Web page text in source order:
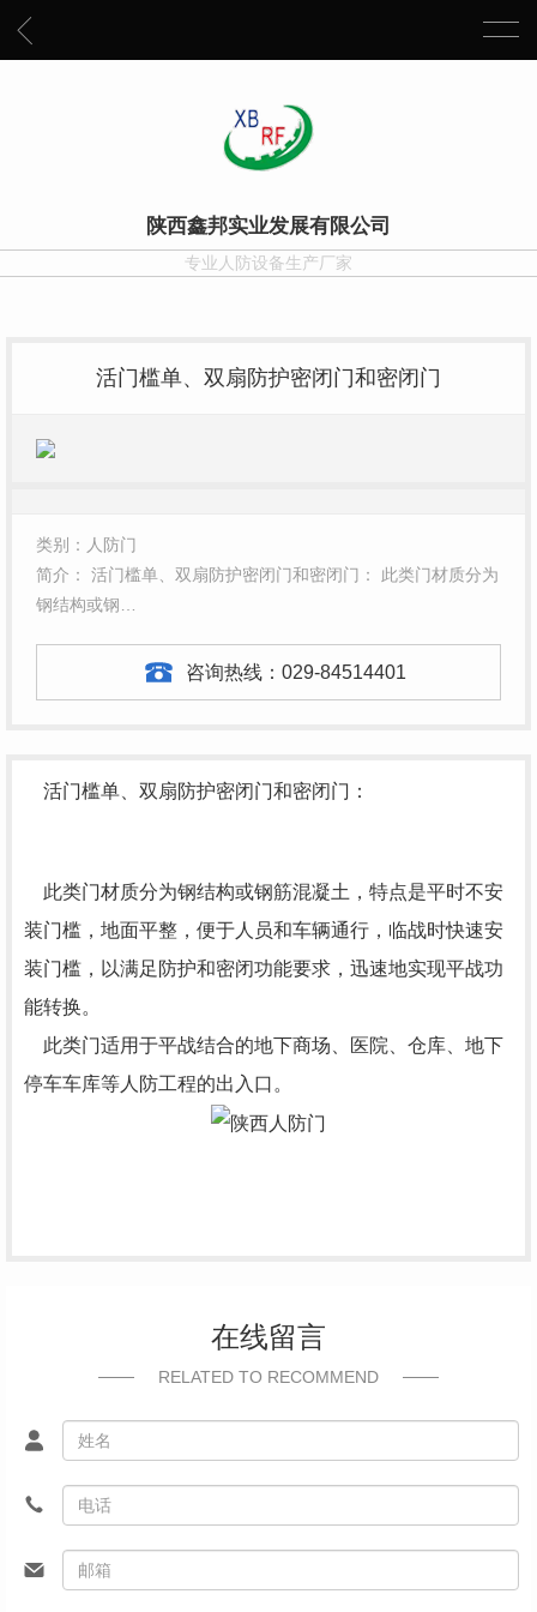
陕西鑫邦实业发展有限公司
专业人防设备生产厂家
活门槛单、双扇防护密闭门和密闭门
类别：人防门
简介： 活门槛单、双扇防护密闭门和密闭门： 此类门材质分为
钢结构或钢…
咨询热线： 029-84514401
活门槛单、双扇防护密闭门和密闭门：
此类门材质分为钢结构或钢筋混凝土，特点是平时不安
装门槛，地面平整，便于人员和车辆通行，临战时快速安
装门槛，以满足防护和密闭功能要求，迅速地实现平战功
能转换。
此类门适用于平战结合的地下商场、医院、仓库、地下
停车车库等人防工程的出入口。
在线留言
RELATED TO RECOMMEND